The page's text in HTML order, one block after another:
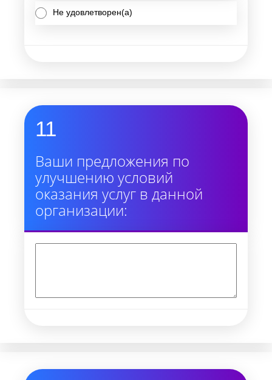
Не удовлетворен(а)
11
Ваши предложения по
улучшению условий
оказания услуг в данной
организации: